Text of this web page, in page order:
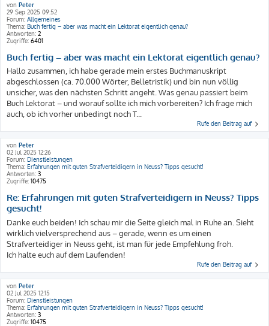
von Peter
29 Sep 2025 09:52
Forum: Allgemeines
Thema: Buch fertig – aber was macht ein Lektorat eigentlich genau?
Antworten: 2
Zugriffe: 6401
Buch fertig – aber was macht ein Lektorat eigentlich genau?
Hallo zusammen, ich habe gerade mein erstes Buchmanuskript
abgeschlossen (ca. 70.000 Wörter, Belletristik) und bin nun völlig
unsicher, was den nächsten Schritt angeht. Was genau passiert beim
Buch Lektorat – und worauf sollte ich mich vorbereiten? Ich frage mich
auch, ob ich vorher unbedingt noch T...
Rufe den Beitrag auf
von Peter
02 Jul 2025 12:26
Forum: Dienstleistungen
Thema: Erfahrungen mit guten Strafverteidigern in Neuss? Tipps gesucht!
Antworten: 3
Zugriffe: 10475
Re: Erfahrungen mit guten Strafverteidigern in Neuss? Tipps
gesucht!
Danke euch beiden! Ich schau mir die Seite gleich mal in Ruhe an. Sieht
wirklich vielversprechend aus – gerade, wenn es um einen
Strafverteidiger in Neuss geht, ist man für jede Empfehlung froh.
Ich halte euch auf dem Laufenden!
Rufe den Beitrag auf
von Peter
02 Jul 2025 12:15
Forum: Dienstleistungen
Thema: Erfahrungen mit guten Strafverteidigern in Neuss? Tipps gesucht!
Antworten: 3
Zugriffe: 10475